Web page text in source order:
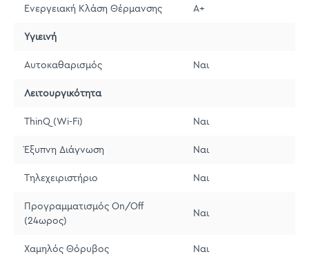
Ενεργειακή Κλάση Θέρμανσης A+
Υγιεινή
Αυτοκαθαρισμός Ναι
Λειτουργικότητα
ThinQ (Wi-Fi) Ναι
Έξυπνη Διάγνωση Ναι
Τηλεχειριστήριο Ναι
Προγραμματισμός On/Off
(24ωρος)
Ναι
Χαμηλός Θόρυβος Ναι